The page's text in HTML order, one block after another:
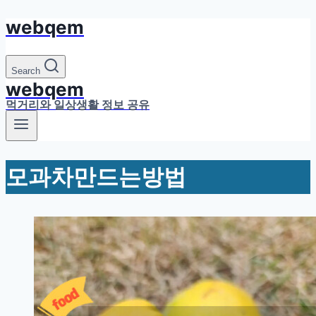
Skip
to
content
webqem
Search
webqem
먹거리와 일상생활 정보 공유
모과차만드는방법